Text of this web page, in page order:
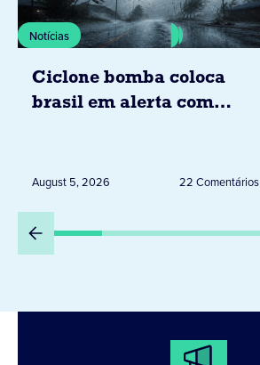
Notícias
Ciclone bomba coloca
brasil em alerta com
dias 6 e 8 de agosto
August 5, 2026 22 Comentários